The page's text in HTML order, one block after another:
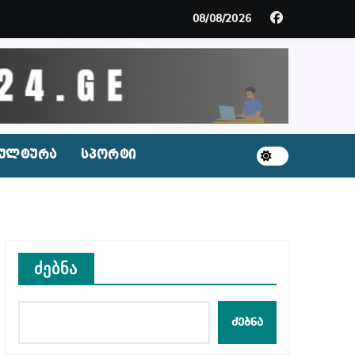
პატიმრობას ითვალისწინებს
შექმნილი რუსი ტურისტებისთვის, ჩვენი
– ეკა კუპატაძე ნანუკა ჟორჟოლიანს
საკანში მოთავსება, საერთაშორისო
ნაცვლად ცხენის ხორცი შეჰქონდათ
08/08/2026
სპორტი
ძებნა
ძებნა